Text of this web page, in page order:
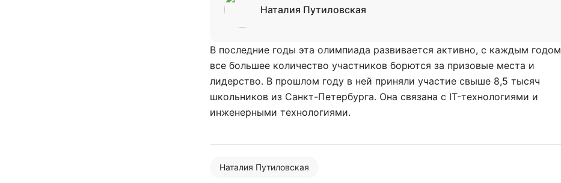
Наталия Путиловская
В последние годы эта олимпиада развивается активно, с каждым годом
все большее количество участников борются за призовые места и
лидерство. В прошлом году в ней приняли участие свыше 8,5 тысяч
школьников из Санкт-Петербурга. Она связана с IT-технологиями и
инженерными технологиями.
Наталия Путиловская